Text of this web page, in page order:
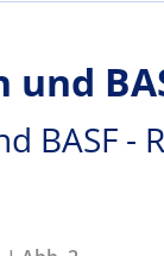
BASF -